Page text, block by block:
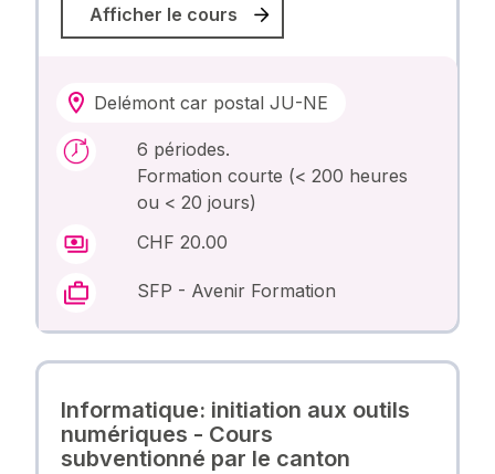
Afficher le cours
Delémont car postal JU-NE
6 périodes.
Formation courte (< 200 heures
ou < 20 jours)
CHF 20.00
SFP - Avenir Formation
Informatique: initiation aux outils
numériques - Cours
subventionné par le canton